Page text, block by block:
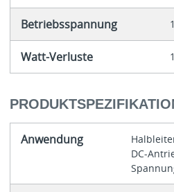
Betriebsspannung
Watt-Verluste
Anwendung
DC-